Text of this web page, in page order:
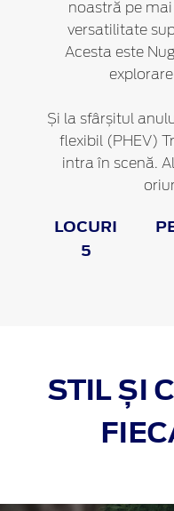
noastră pe
versatilitate
Acesta este
Și la sfârșitul
flexibil (PHEV)
intra în scenă.
LOCURI
5
STIL ȘI